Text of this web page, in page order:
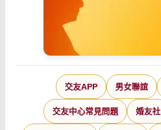
交友APP 男女聯誼
交友中心常見問題 婚友社